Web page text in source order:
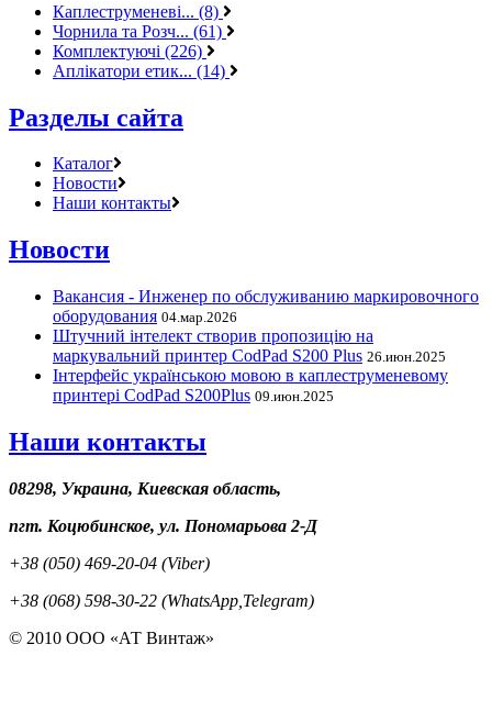
Каплеструменеві... (8)
Чорнила та Розч... (61)
Комплектуючі (226)
Аплікатори етик... (14)
Разделы сайта
Каталог
Новости
Наши контакты
Новости
Вакансия - Инженер по обслуживанию маркировочного
оборудования 04.мар.2026
Штучний інтелект створив пропозицію на
маркувальний принтер CodPad S200 Plus 26.июн.2025
Інтерфейс українською мовою в каплеструменевому
принтері CodPad S200Plus 09.июн.2025
Наши контакты
08298, Украина, Киевская область,
пгт. Коцюбинское, ул. Пономарьова 2-Д
+38 (050) 469-20-04 (Viber)
+38 (068) 598-30-22 (WhatsApp,Telegram)
© 2010 ООО «АТ Винтаж»